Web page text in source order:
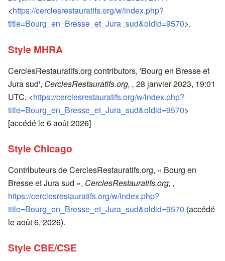
<https://cerclesrestauratifs.org/w/index.php?
title=Bourg_en_Bresse_et_Jura_sud&oldid=9570>.
Style MHRA
CerclesRestauratifs.org contributors, 'Bourg en Bresse et
Jura sud', CerclesRestauratifs.org, , 28 janvier 2023, 19:01
UTC, <https://cerclesrestauratifs.org/w/index.php?
title=Bourg_en_Bresse_et_Jura_sud&oldid=9570>
[accédé le 6 août 2026]
Style Chicago
Contributeurs de CerclesRestauratifs.org, « Bourg en
Bresse et Jura sud », CerclesRestauratifs.org, ,
https://cerclesrestauratifs.org/w/index.php?
title=Bourg_en_Bresse_et_Jura_sud&oldid=9570 (accédé
le août 6, 2026).
Style CBE/CSE